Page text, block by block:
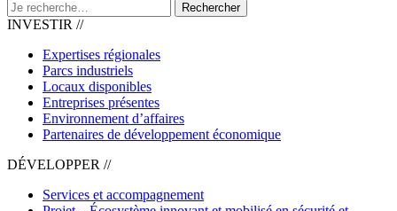
Rechercher
INVESTIR //
Expertises régionales
Parcs industriels
Locaux disponibles
Entreprises présentes
Environnement d’affaires
Partenaires de développement économique
DÉVELOPPER //
Services et accompagnement